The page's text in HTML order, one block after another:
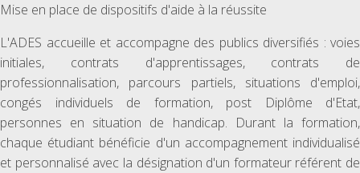
Mise en place de dispositifs d'aide à la réussite
L'ADES accueille et accompagne des publics diversifiés : voies
initiales, contrats d'apprentissages, contrats de
professionnalisation, parcours partiels, situations d'emploi,
congés individuels de formation, post Diplôme d'Etat,
personnes en situation de handicap. Durant la formation,
chaque étudiant bénéficie d'un accompagnement individualisé
et personnalisé avec la désignation d'un formateur référent de